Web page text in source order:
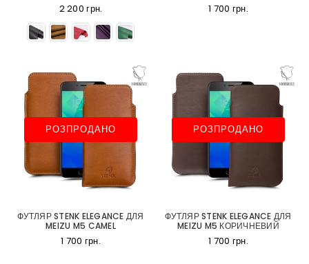
2 200 грн. 1 700 грн.
РОЗПРОДАНО
ФУТЛЯР STENK ELEGANCE ДЛЯ
MEIZU M5 CAMEL
1 700 грн.
РОЗПРОДАНО
ФУТЛЯР STENK ELEGANCE ДЛЯ
MEIZU M5 КОРИЧНЕВИЙ
1 700 грн.